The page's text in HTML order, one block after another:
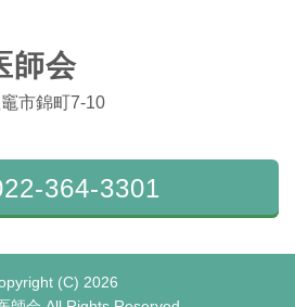
師会
市錦町7-10
364-3301
(C) 2026